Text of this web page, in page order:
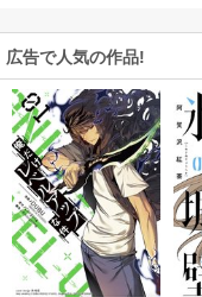
広告で人気の作品!